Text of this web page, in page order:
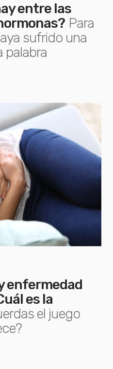
entre las
Para
sufrido una
palabra
enfermedad
es la
el juego